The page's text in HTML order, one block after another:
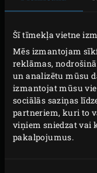
Šī tīmekļa vietne
Mēs izmantojam
reklāmas,
un analizētu mūsu
izmantojat mūsu
sociālās saziņas
partneriem, kuri to
viņiem sniedzat vai
pakalpojumus.
mūsu informatīvā
kopienā, reģistrējot
Savā privātuma
apstrādājam jūsu
un daudz ko citu.
Mūsu privātuma
jautājumiem: